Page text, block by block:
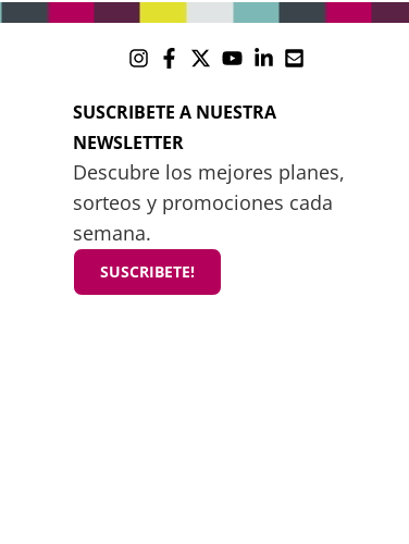
SUSCRIBETE A NUESTRA
NEWSLETTER
Descubre los mejores planes,
sorteos y promociones cada
semana.
SUSCRIBETE!